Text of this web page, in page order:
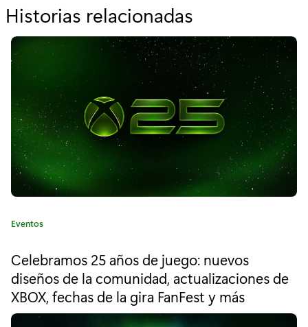
Historias relacionadas
o
r
"
T
o
d
o
q
u
e
C
e
g
o
Eventos
Celebramos 25 años de juego: nuevos
diseños de la comunidad, actualizaciones de
XBOX, fechas de la gira FanFest y más